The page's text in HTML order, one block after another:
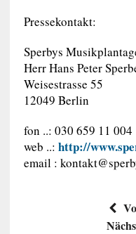
Pressekontakt:
Sperbys
Herr Hans Peter
Weisestrasse 55
12049 Berlin
fon ..: 030 659 11 004
web ..: http://
email :